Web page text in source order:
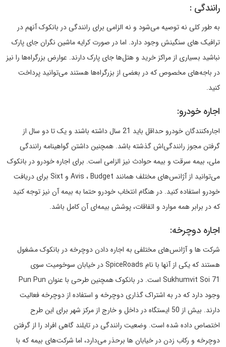
رانندگی :
به طور کلی نه توصیه می‌شود و نه الزامی برای رانندگی در بانکوک آنهم در
ترافیک های سنگینش وجود دارد. اما در صورت کرایه ماشین نگران جای پارک
نباشید بسیاری از مراکز خرید و هتل‌ها جای پارک دارند. عوارض بزرگراه‌ها را نیز
در باجه‌های مخصوص که در بعضی از بزرگراه‌ها هستند می‌توانید پرداخت
کنید.
اجاره خودرو:
اجاره‌کنندگان خودرو حداقل باید 21 سال داشته باشند و یک تا دو سال از
گرفتن مجوز رانندگی‌اش گذشته باشد. همچنین داشتن گواهینامه رانندگی
ملی، بیمه سرقت و بیمه حوادث نیز الزامی است. برای اجاره خودرو در بانکوک
می‌توانید از آژانس‌های مختلف همانند Avis ، Budget و Sixt برای دریافت
خودرو استفاده کنید. در هنگام انتخاب خودرو حتما به بیمه آن نیز توجه کنید
که در برابر همه موارد و اتفاقات، پوشش بیمه‌ای آن کامل باشد.
اجاره دوچرخه:
شرکت ها و آژانس‌های مختلفی به اجاره دادن دوچرخه در بانکوک مشغول
هستند که یکی از آنها با نام SpiceRoads در خیابان سوخومیت سوی
Sukhumvit Soi 71 است. در بانکوک همچنین طرحی با عنوان Pun Pun
وجود دارد که در به اشتراک گذاری دوچرخه و استفاده از دوچرخه فعالیت
دارند. بیش از 50 ایستگاه در داخل و خارج از مرکز شهر برای این طرح
اختصاص داده شده است. وضعیت رانندگی در تایلند گاهی افراد را از گرفتن
دوچرخه و رکاب زدن در خیابان ها برحذر می‌دارد، اما شرکت‌های بیمه که با